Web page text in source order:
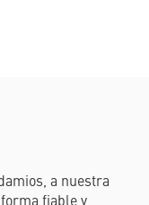
a nuestra
fiable y